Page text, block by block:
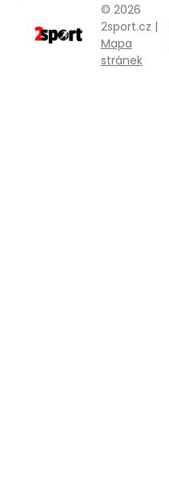
© 2026
2sport.cz |
Mapa
stránek